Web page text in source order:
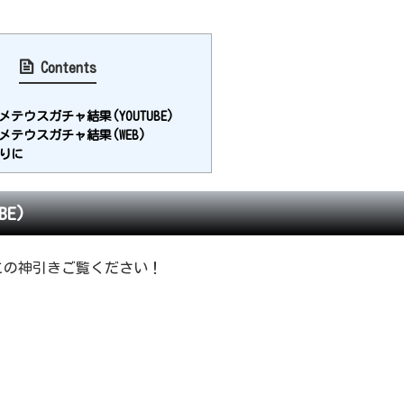
Contents
テウスガチャ結果(YOUTUBE)
テウスガチャ結果(WEB)
に
神引きご覧ください！